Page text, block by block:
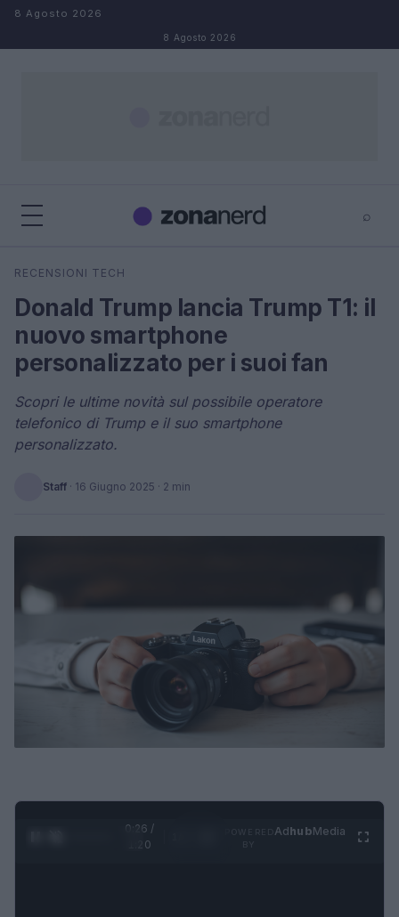
Salta al contenuto
8 Agosto 2026
8 Agosto 2026
⌕
Cerca
RECENSIONI TECH
Donald Trump lancia Trump T1: il
nuovo smartphone
personalizzato per i suoi fan
Scopri le ultime novità sul possibile operatore
telefonico di Trump e il suo smartphone
personalizzato.
Staff · 16 Giugno 2025 · 2 min
0:27 /
1:20
AdhubMedia